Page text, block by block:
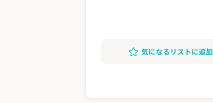
気になるリストに追加